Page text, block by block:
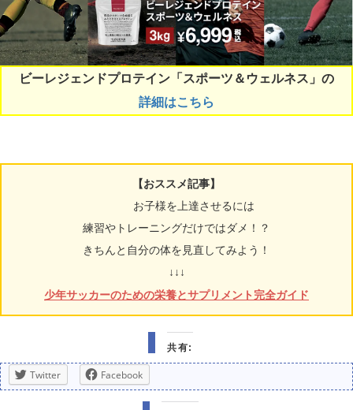
ビーレジェンドプロテイン「スポーツ＆ウェルネス」の
詳細はこちら
【おススメ記事】
お子様を上達させるには
練習やトレーニングだけではダメ！？
きちんと自分の体を見直してみよう！
↓↓↓
少年サッカーのための栄養とサプリメント完全ガイド
共有:
Twitter Facebook